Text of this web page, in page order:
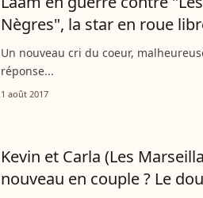
Nègres", la star en roue
Un nouveau cri du coeur,
réponse...
1 août 2017
Kevin et Carla (Les
nouveau en couple ? Le